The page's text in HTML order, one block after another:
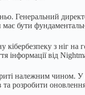
Генеральний
бути
з ніг
інформації від
належним чином.
розробити